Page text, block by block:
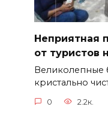
Неприятная
от туристов
Великолепные
кристально
0 2.2к.